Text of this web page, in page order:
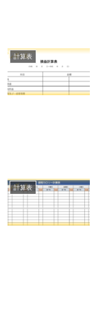
計算表
計算表